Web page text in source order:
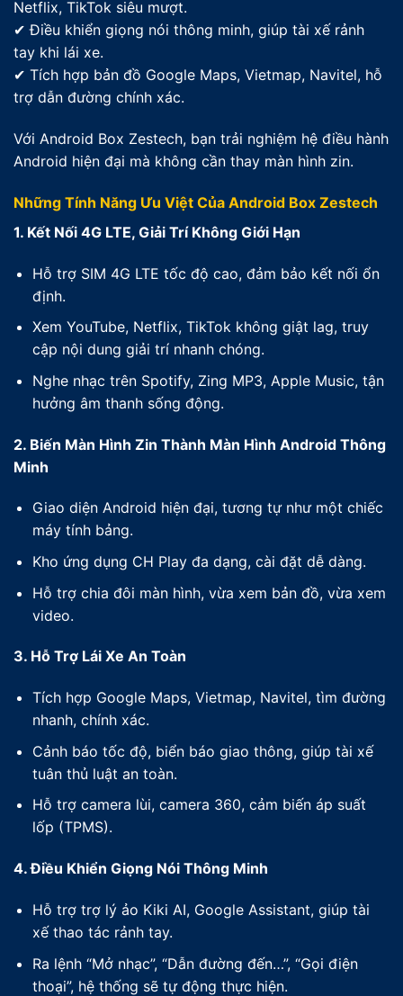
Netflix, TikTok siêu mượt.
✔ Điều khiển giọng nói thông minh, giúp tài xế rảnh
tay khi lái xe.
✔ Tích hợp bản đồ Google Maps, Vietmap, Navitel, hỗ
trợ dẫn đường chính xác.
Với Android Box Zestech, bạn trải nghiệm hệ điều hành
Android hiện đại mà không cần thay màn hình zin.
Những Tính Năng Ưu Việt Của Android Box Zestech
1. Kết Nối 4G LTE, Giải Trí Không Giới Hạn
Hỗ trợ SIM 4G LTE tốc độ cao, đảm bảo kết nối ổn
định.
Xem YouTube, Netflix, TikTok không giật lag, truy
cập nội dung giải trí nhanh chóng.
Nghe nhạc trên Spotify, Zing MP3, Apple Music, tận
hưởng âm thanh sống động.
2. Biến Màn Hình Zin Thành Màn Hình Android Thông
Minh
Giao diện Android hiện đại, tương tự như một chiếc
máy tính bảng.
Kho ứng dụng CH Play đa dạng, cài đặt dễ dàng.
Hỗ trợ chia đôi màn hình, vừa xem bản đồ, vừa xem
video.
3. Hỗ Trợ Lái Xe An Toàn
Tích hợp Google Maps, Vietmap, Navitel, tìm đường
nhanh, chính xác.
Cảnh báo tốc độ, biển báo giao thông, giúp tài xế
tuân thủ luật an toàn.
Hỗ trợ camera lùi, camera 360, cảm biến áp suất
lốp (TPMS).
4. Điều Khiển Giọng Nói Thông Minh
Hỗ trợ trợ lý ảo Kiki AI, Google Assistant, giúp tài
xế thao tác rảnh tay.
Ra lệnh “Mở nhạc”, “Dẫn đường đến…”, “Gọi điện
thoại”, hệ thống sẽ tự động thực hiện.